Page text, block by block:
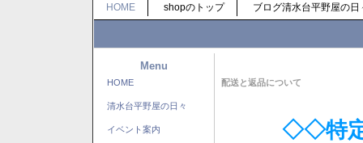
HOME shopのトップ ブログ清水台平野屋の日
Menu
HOME
清水台平野屋の日々
イベント案内
配送と返品について
◇◇特